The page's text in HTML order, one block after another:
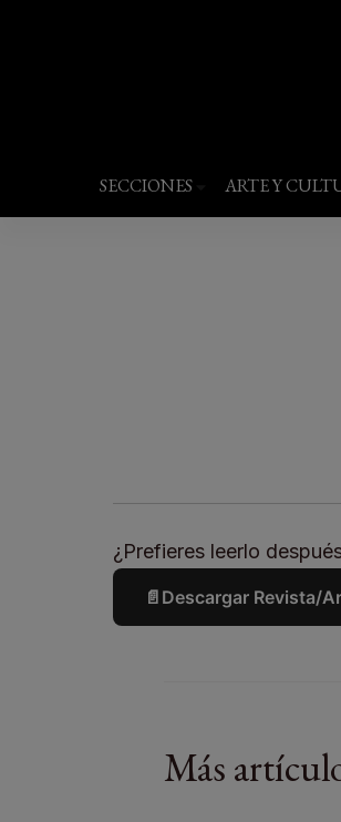
SECCIONES ARTE Y
¿Prefieres leerlo
📄 Descargar Revista/
Más